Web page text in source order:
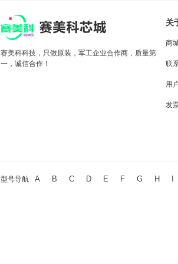
赛美科科技，只做原装，军工企业合作商，质量第
一，诚信合作！
关
商
联
用
发
型号导航 A B C D E F G H